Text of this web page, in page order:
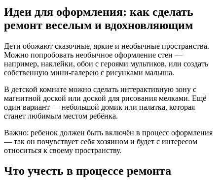
Идеи для оформления: как сделать
ремонт веселым и вдохновляющим
Дети обожают сказочные, яркие и необычные пространства.
Можно попробовать необычное оформление стен —
например, наклейки, обои с героями мультиков, или создать
собственную мини-галерею с рисунками малыша.
В детской комнате можно сделать интерактивную зону с
магнитной доской или доской для рисования мелками. Ещё
один вариант — небольшой домик или палатка, которая
станет любимым местом ребёнка.
Важно: ребенок должен быть включён в процесс оформления
— так он почувствует себя хозяином и будет с интересом
относиться к своему пространству.
Что учесть в процессе ремонта